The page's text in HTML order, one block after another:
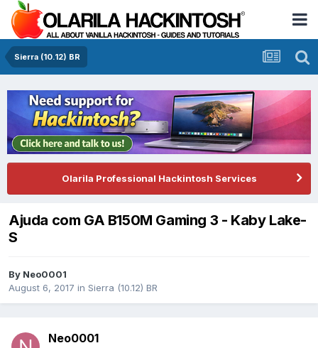
Sierra (10.12) BR
Olarila Professional Hackintosh Services
Ajuda com GA B150M Gaming 3 - Kaby Lake-
S
By Neo0001
August 6, 2017 in Sierra (10.12) BR
Neo0001